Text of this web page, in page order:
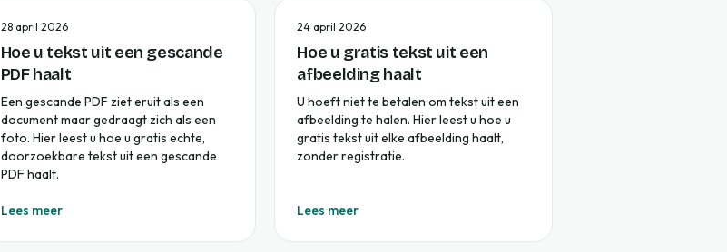
28 april 2026
Hoe u tekst uit een gescande
PDF haalt
Een gescande PDF ziet eruit als een
document maar gedraagt zich als een
foto. Hier leest u hoe u gratis echte,
doorzoekbare tekst uit een gescande
PDF haalt.
Lees meer
24 april 2026
Hoe u gratis tekst uit een
afbeelding haalt
U hoeft niet te betalen om tekst uit een
afbeelding te halen. Hier leest u hoe u
gratis tekst uit elke afbeelding haalt,
zonder registratie.
Lees meer